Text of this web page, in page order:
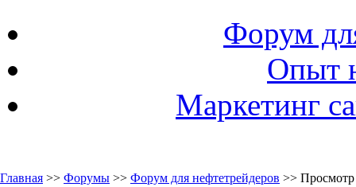
Форум
Опыт
Маркетинг
Главная >> Форумы >> Форум для нефтетрейдеров >>